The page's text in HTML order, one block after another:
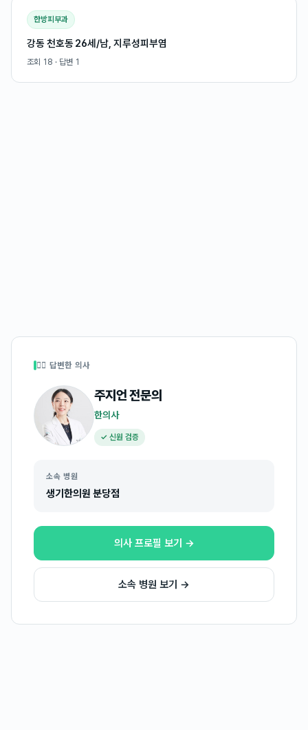
한방피부과
강동 천호동 26세/남, 지루성피부염
조회 18 · 답변 1
👩‍⚕️ 답변한 의사
주지언전문의
한의사
✓ 신원 검증
소속 병원
생기한의원 분당점
의사 프로필 보기 →
소속 병원 보기 →